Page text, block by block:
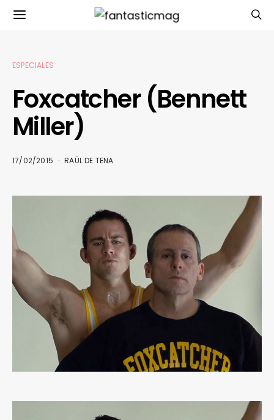
ESPECIALES
Foxcatcher (Bennett
Miller)
17/02/2015 RAÜL DE TENA